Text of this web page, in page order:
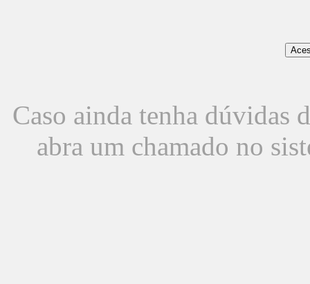
Caso ainda tenha dúvidas
abra um chamado no